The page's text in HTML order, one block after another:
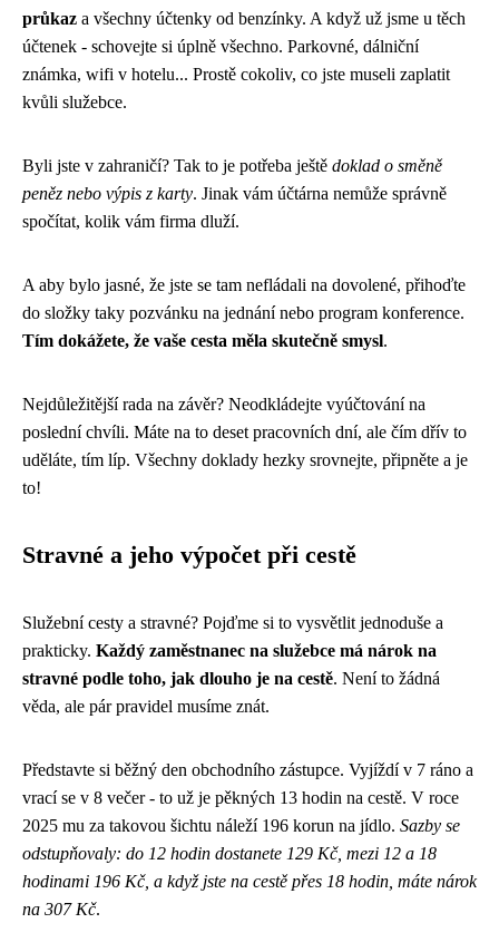
průkaz a všechny účtenky od benzínky. A když už jsme u těch
účtenek - schovejte si úplně všechno. Parkovné, dálniční
známka, wifi v hotelu... Prostě cokoliv, co jste museli zaplatit
kvůli služebce.
Byli jste v zahraničí? Tak to je potřeba ještě doklad o směně
peněz nebo výpis z karty. Jinak vám účtárna nemůže správně
spočítat, kolik vám firma dluží.
A aby bylo jasné, že jste se tam nefládali na dovolené, přihoďte
do složky taky pozvánku na jednání nebo program konference.
Tím dokážete, že vaše cesta měla skutečně smysl.
Nejdůležitější rada na závěr? Neodkládejte vyúčtování na
poslední chvíli. Máte na to deset pracovních dní, ale čím dřív to
uděláte, tím líp. Všechny doklady hezky srovnejte, připněte a je
to!
Stravné a jeho výpočet při cestě
Služební cesty a stravné? Pojďme si to vysvětlit jednoduše a
prakticky. Každý zaměstnanec na služebce má nárok na
stravné podle toho, jak dlouho je na cestě. Není to žádná
věda, ale pár pravidel musíme znát.
Představte si běžný den obchodního zástupce. Vyjíždí v 7 ráno a
vrací se v 8 večer - to už je pěkných 13 hodin na cestě. V roce
2025 mu za takovou šichtu náleží 196 korun na jídlo. Sazby se
odstupňovaly: do 12 hodin dostanete 129 Kč, mezi 12 a 18
hodinami 196 Kč, a když jste na cestě přes 18 hodin, máte nárok
na 307 Kč.